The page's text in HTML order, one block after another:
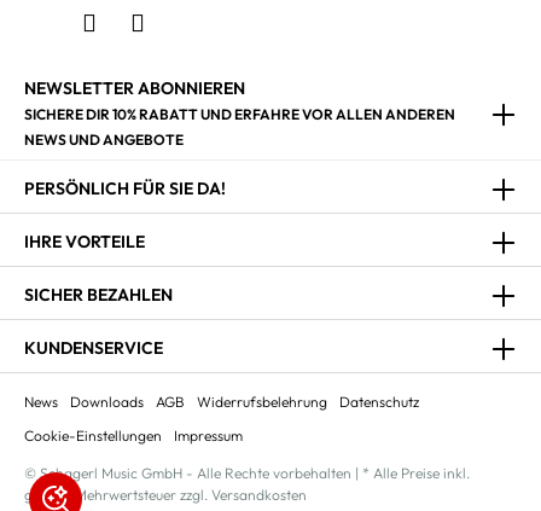
NEWSLETTER ABONNIEREN
SICHERE DIR 10% RABATT UND ERFAHRE VOR ALLEN ANDEREN
NEWS UND ANGEBOTE
PERSÖNLICH FÜR SIE DA!
IHRE VORTEILE
SICHER BEZAHLEN
KUNDENSERVICE
News Downloads AGB Widerrufsbelehrung
Datenschutz
Cookie-Einstellungen
Impressum
© Schagerl Music GmbH - Alle Rechte vorbehalten | * Alle Preise inkl.
gesetzl. Mehrwertsteuer zzgl. Versandkosten